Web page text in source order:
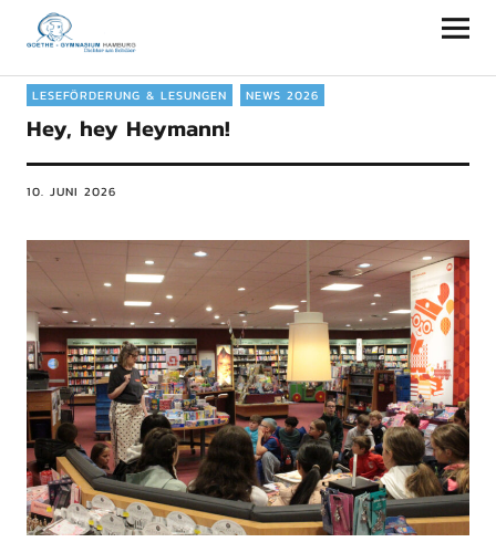
Goethe-Gymnasium Hamburg
LESEFÖRDERUNG & LESUNGEN NEWS 2026
Hey, hey Heymann!
10. JUNI 2026